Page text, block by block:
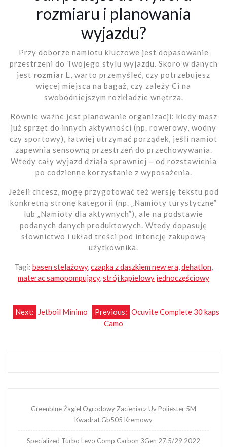
rozmiaru i planowania
wyjazdu?
Przy doborze namiotu kluczowe jest dopasowanie
przestrzeni do Twojego stylu wyjazdu. Skoro w danych
jest rozmiar L, warto przemyśleć, czy potrzebujesz
więcej miejsca na bagaż, czy zależy Ci na
swobodniejszym rozkładzie wnętrza.
Równie ważne jest planowanie organizacji: kiedy masz
już sprzęt do innych aktywności (np. rowerowy, wodny
czy sportowy), łatwiej utrzymać porządek, jeśli namiot
zapewnia sensowną przestrzeń do przechowywania.
Wtedy cały wyjazd działa sprawniej – od rozstawienia
po codzienne korzystanie z wyposażenia.
Jeżeli chcesz, mogę przygotować też wersję tekstu pod
konkretną stronę kategorii (np. „Namioty turystyczne”
lub „Namioty dla aktywnych”), ale na podstawie
podanych danych produktowych. Wtedy dopasuję
słownictwo i układ treści pod intencję zakupową
użytkownika.
Tagi: basen stelażowy,czapka z daszkiem new era,dehatlon,
materac samopompujący,strój kąpielowy jednoczęściowy
Nawigacja
Previous: Ocuvite Complete 30 kaps
Next:
Jetboil Minimo
Camo
Greenblue Żagiel Ogrodowy Zacieniacz Uv Poliester 5M
Kwadrat Gb505 Kremowy
Specialized Turbo Levo Comp Carbon 3Gen 27.5/29 2022